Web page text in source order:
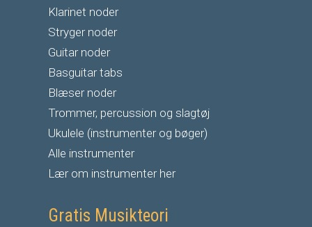
Klarinet noder
Stryger noder
Guitar noder
Basguitar tabs
Blæser noder
Trommer, percussion og slagtøj
Ukulele (instrumenter og bøger)
Alle instrumenter
Lær om instrumenter her
Gratis Musikteori